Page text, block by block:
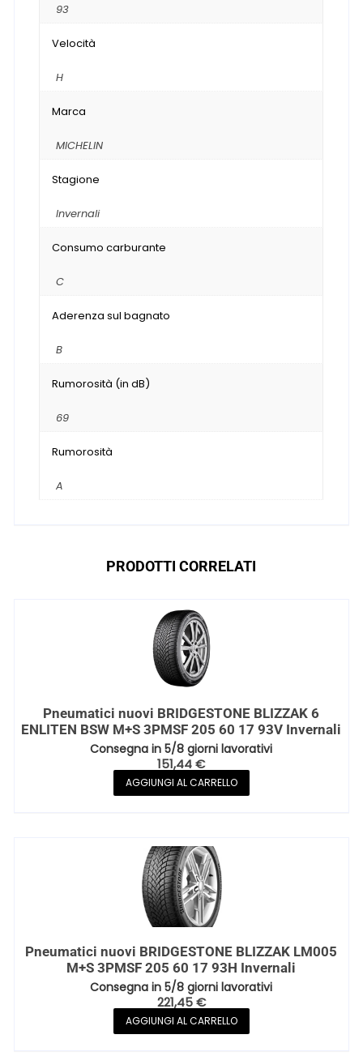
93
Velocità
H
Marca
MICHELIN
Stagione
Invernali
Consumo carburante
C
Aderenza sul bagnato
B
Rumorosità (in dB)
69
Rumorosità
A
PRODOTTI CORRELATI
Pneumatici nuovi BRIDGESTONE BLIZZAK 6
ENLITEN BSW M+S 3PMSF 205 60 17 93V Invernali
Consegna in 5/8 giorni lavorativi
151,44€
AGGIUNGI AL CARRELLO
Pneumatici nuovi BRIDGESTONE BLIZZAK LM005
M+S 3PMSF 205 60 17 93H Invernali
Consegna in 5/8 giorni lavorativi
221,45€
AGGIUNGI AL CARRELLO